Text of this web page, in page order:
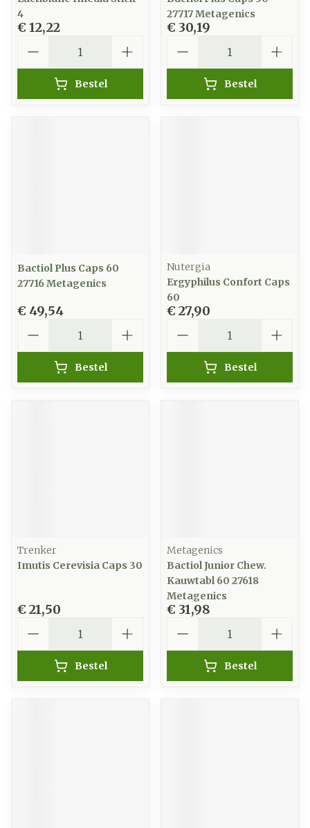
4
€ 12,22
Bestel
27717 Metagenics
€ 30,19
Bestel
Bactiol Plus Caps 60
27716 Metagenics
€ 49,54
Bestel
Nutergia
Ergyphilus Confort Caps
60
€ 27,90
Bestel
Trenker
Imutis Cerevisia Caps 30
€ 21,50
Bestel
Metagenics
Bactiol Junior Chew.
Kauwtabl 60 27618
Metagenics
€ 31,98
Bestel